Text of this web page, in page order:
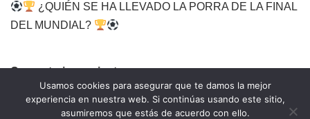
¿QUIÉN SE HA LLEVADO LA PORRA DE LA FINAL
DEL MUNDIAL?
Comentarios recientes
Usamos cookies para asegurar que te damos la mejor
experiencia en nuestra web. Si continúas usando este sitio,
asumiremos que estás de acuerdo con ello.